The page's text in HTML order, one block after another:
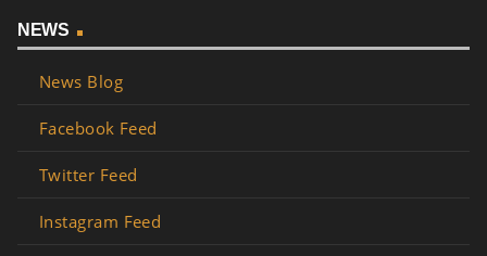
NEWS
News Blog
Facebook Feed
Twitter Feed
Instagram Feed